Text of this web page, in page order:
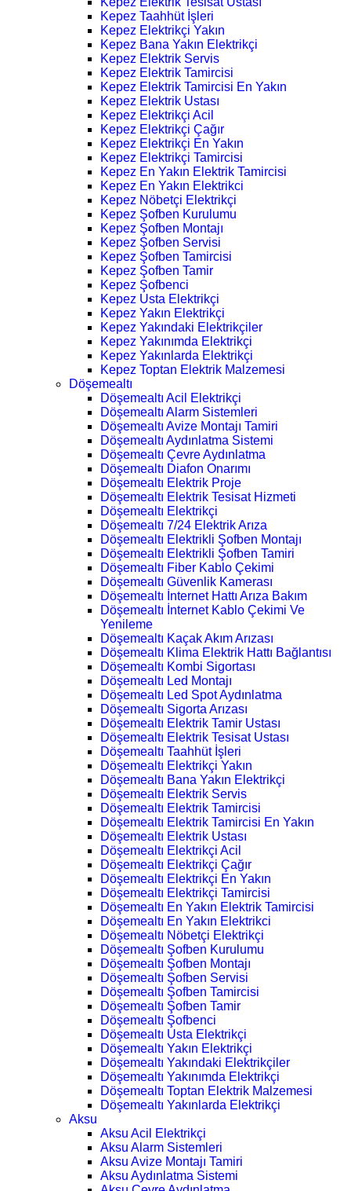
Kepez Taahhüt İşleri
Kepez Elektrikçi Yakın
Kepez Bana Yakın Elektrikçi
Kepez Elektrik Servis
Kepez Elektrik Tamircisi
Kepez Elektrik Tamircisi En Yakın
Kepez Elektrik Ustası
Kepez Elektrikçi Acil
Kepez Elektrikçi Çağır
Kepez Elektrikçi En Yakın
Kepez Elektrikçi Tamircisi
Kepez En Yakın Elektrik Tamircisi
Kepez En Yakın Elektrikci
Kepez Nöbetçi Elektrikçi
Kepez Şofben Kurulumu
Kepez Şofben Montajı
Kepez Şofben Servisi
Kepez Şofben Tamircisi
Kepez Şofben Tamir
Kepez Şofbenci
Kepez Usta Elektrikçi
Kepez Yakın Elektrikçi
Kepez Yakındaki Elektrikçiler
Kepez Yakınımda Elektrikçi
Kepez Yakınlarda Elektrikçi
Kepez Toptan Elektrik Malzemesi
Döşemealtı
Döşemealtı Acil Elektrikçi
Döşemealtı Alarm Sistemleri
Döşemealtı Avize Montajı Tamiri
Döşemealtı Aydınlatma Sistemi
Döşemealtı Çevre Aydınlatma
Döşemealtı Diafon Onarımı
Döşemealtı Elektrik Proje
Döşemealtı Elektrik Tesisat Hizmeti
Döşemealtı Elektrikçi
Döşemealtı 7/24 Elektrik Arıza
Döşemealtı Elektrikli Şofben Montajı
Döşemealtı Elektrikli Şofben Tamiri
Döşemealtı Fiber Kablo Çekimi
Döşemealtı Güvenlik Kamerası
Döşemealtı İnternet Hattı Arıza Bakım
Döşemealtı İnternet Kablo Çekimi Ve
Yenileme
Döşemealtı Kaçak Akım Arızası
Döşemealtı Klima Elektrik Hattı Bağlantısı
Döşemealtı Kombi Sigortası
Döşemealtı Led Montajı
Döşemealtı Led Spot Aydınlatma
Döşemealtı Sigorta Arızası
Döşemealtı Elektrik Tamir Ustası
Döşemealtı Elektrik Tesisat Ustası
Döşemealtı Taahhüt İşleri
Döşemealtı Elektrikçi Yakın
Döşemealtı Bana Yakın Elektrikçi
Döşemealtı Elektrik Servis
Döşemealtı Elektrik Tamircisi
Döşemealtı Elektrik Tamircisi En Yakın
Döşemealtı Elektrik Ustası
Döşemealtı Elektrikçi Acil
Döşemealtı Elektrikçi Çağır
Döşemealtı Elektrikçi En Yakın
Döşemealtı Elektrikçi Tamircisi
Döşemealtı En Yakın Elektrik Tamircisi
Döşemealtı En Yakın Elektrikci
Döşemealtı Nöbetçi Elektrikçi
Döşemealtı Şofben Kurulumu
Döşemealtı Şofben Montajı
Döşemealtı Şofben Servisi
Döşemealtı Şofben Tamircisi
Döşemealtı Şofben Tamir
Döşemealtı Şofbenci
Döşemealtı Usta Elektrikçi
Döşemealtı Yakın Elektrikçi
Döşemealtı Yakındaki Elektrikçiler
Döşemealtı Yakınımda Elektrikçi
Döşemealtı Toptan Elektrik Malzemesi
Döşemealtı Yakınlarda Elektrikçi
Aksu
Aksu Acil Elektrikçi
Aksu Alarm Sistemleri
Aksu Avize Montajı Tamiri
Aksu Aydınlatma Sistemi